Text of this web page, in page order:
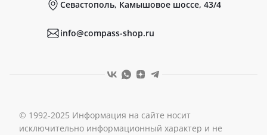
Севастополь, Камышовое шоссе, 43/4
info@compass-shop.ru
© 1992-2025 Информация на сайте носит
исключительно информационный характер и не